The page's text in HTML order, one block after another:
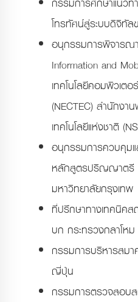
โทรทัศน์สู่ระบบดิจิทัล
อนุกรรมการพิจารณา
Information and
เทคโนโลยีคอมพิวเตอ
(NECTEC) สำนักง
เทคโนโลยีแห่งชาติ
อนุกรรมการควบคุม
หลักสูตรปริญญาตรี
มหาวิทยาลัยกรุงเทพ
ที่ปรึกษาทางเทคนิค
บก กระทรวงกลาโหม
กรรมการบริหารสมาค
ญี่ปุ่น
กรรมการตรวจสอบ